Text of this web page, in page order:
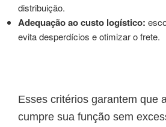
distribuição.
Adequação ao custo logístico:
evita desperdícios e otimizar o frete.
Esses critérios garantem que
cumpre sua função sem